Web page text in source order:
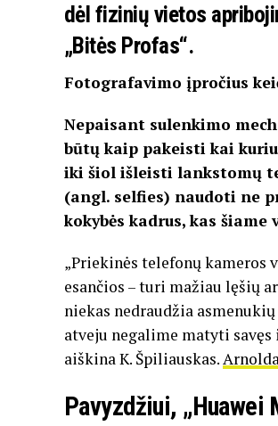
dėl fizinių vietos
„Bitės Profas“.
Fotografavimo įpročius
Nepaisant sulenkimo
būtų kaip pakeisti kai
iki šiol išleisti lankstomų
(angl. selfies) naudoti ne
kokybės kadrus, kas šiame
„Priekinės telefonų kameros
esančios – turi mažiau lęšių
niekas nedraudžia
atveju negalime matyti
aiškina K. Špiliauskas.
Pavyzdžiui, „Huawei